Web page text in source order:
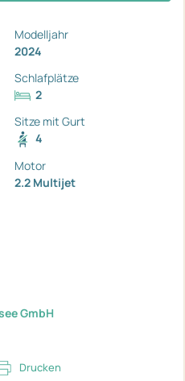
Modelljahr
2024
Schlafplätze
2
Sitze mit Gurt
4
Motor
2.2 Multijet
GmbH
Drucken